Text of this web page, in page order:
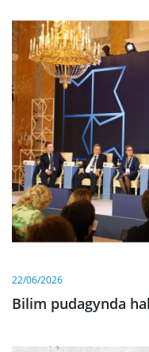
22/06/2026
Bilim pudagynda